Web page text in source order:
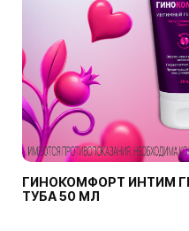
ГИНОКОМФОРТ ИНТИМ
ТУБА 50 МЛ